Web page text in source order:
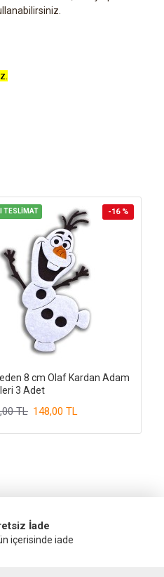
TESLİMAT -16 %
8 cm Olaf Kardan Adam
3 Adet
148,00 TL
TL
İade
içerisinde iade